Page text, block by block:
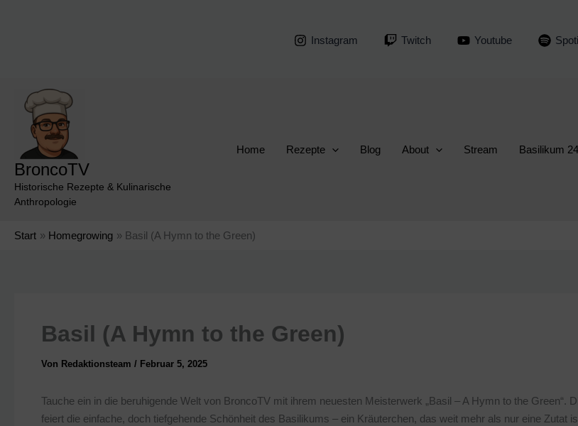
Instagram Twitch Youtube
BroncoTV
Historische Rezepte & Kulinarische
Anthropologie
Home Rezepte Blog About Stream Basilikum
Start Homegrowing Basil (A Hymn to the Green)
Basil (A Hymn to the Green)
Von Redaktionsteam / Februar 5, 2025
Tauche ein in die beruhigende Welt von BroncoTV mit ihrem neuesten Meisterwerk „Basil – A Hymn to the Green“.
feiert die einfache, doch tiefgehende Schönheit des Basilikums – ein Kräuterchen, das weit mehr als nur eine Zutat